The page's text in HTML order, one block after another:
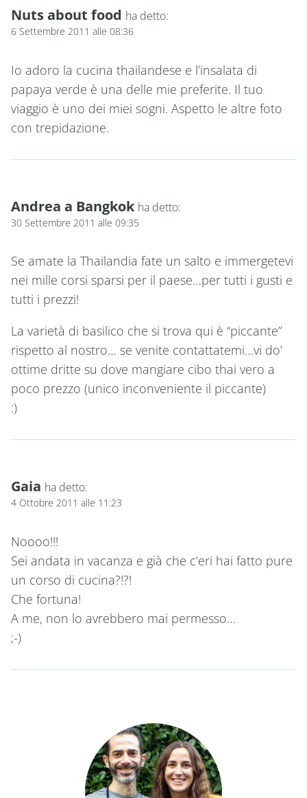
Nuts about food ha detto:
6 Settembre 2011 alle 08:36
Io adoro la cucina thailandese e l’insalata di
papaya verde è una delle mie preferite. Il tuo
viaggio è uno dei miei sogni. Aspetto le altre foto
con trepidazione.
Andrea a Bangkok ha detto:
30 Settembre 2011 alle 09:35
Se amate la Thailandia fate un salto e immergetevi
nei mille corsi sparsi per il paese…per tutti i gusti e
tutti i prezzi!
La varietà di basilico che si trova qui è “piccante”
rispetto al nostro… se venite contattatemi…vi do’
ottime dritte su dove mangiare cibo thai vero a
poco prezzo (unico inconveniente il piccante)
:)
Gaia ha detto:
4 Ottobre 2011 alle 11:23
Noooo!!!
Sei andata in vacanza e già che c’eri hai fatto pure
un corso di cucina?!?!
Che fortuna!
A me, non lo avrebbero mai permesso…
;-)